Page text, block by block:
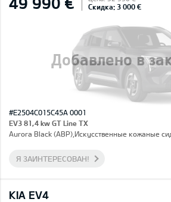
Добавлено в
Скидка: 3 000 €
#E2504C015C45A 0001
EV3 81,4 kw GT Line TX
Aurora Black (ABP),Искусственные кожаные
Я ЗАИНТЕРЕСОВАН!
KIA EV4